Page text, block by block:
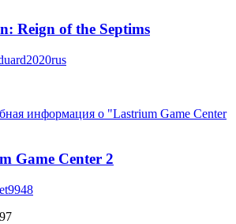
Reign of the Septims
Game Center 2